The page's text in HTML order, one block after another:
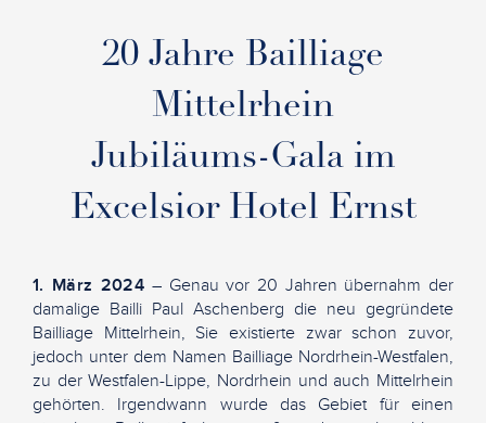
20 Jahre Bailliage
Mittelrhein
Jubiläums-Gala im
Excelsior Hotel Ernst
1. März 2024 – Genau vor 20 Jahren übernahm der
damalige Bailli Paul Aschenberg die neu gegründete
Bailliage Mittelrhein, Sie existierte zwar schon zuvor,
jedoch unter dem Namen Bailliage Nordrhein-Westfalen,
zu der Westfalen-Lippe, Nordrhein und auch Mittelrhein
gehörten. Irgendwann wurde das Gebiet für einen